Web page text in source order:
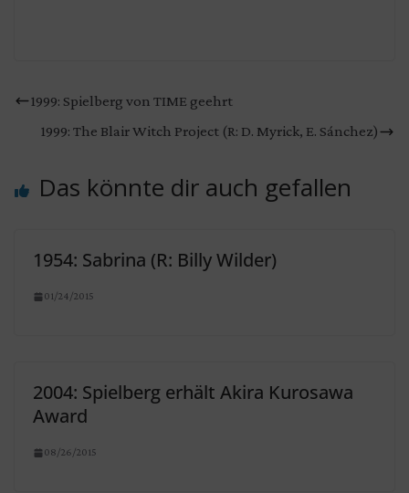
1999: Spielberg von TIME geehrt
1999: The Blair Witch Project (R: D. Myrick, E. Sánchez)
Das könnte dir auch gefallen
1954: Sabrina (R: Billy Wilder)
01/24/2015
2004: Spielberg erhält Akira Kurosawa
Award
08/26/2015